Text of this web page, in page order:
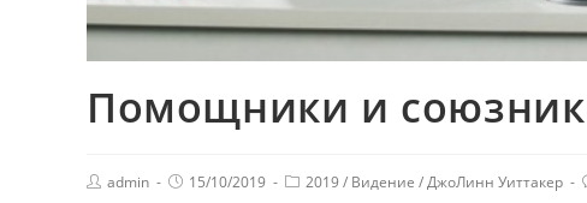
Помощники и
admin 15/10/2019 2019/ Видение /ДжоЛинн Уиттакер